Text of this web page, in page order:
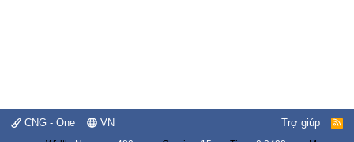
CNG - One VN Trợ giúp
R